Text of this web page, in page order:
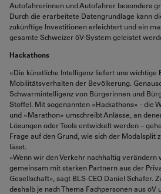
Autofahrerinnen und Autofahrer besonders
Durch die erarbeitete Datengrundlage kann
zukünftige Investitionen erleichtert und ein
gesamte Schweizer öV-System geleistet
Hackathons
«Die künstliche Intelligenz liefert uns wichtige
Mobilitätsverhalten der Bevölkerung.
Schwarmintelligenz von Bürgerinnen und
Stoffel. Mit sogenannten «Hackathons» - die
und «Marathon» umschreibt Anlässe, an
Lösungen oder Tools entwickelt werden –
Frage auf den Grund, wie sich der Modalsplit
lässt.
«Wenn wir den Verkehr nachhaltig verändern
gemeinsam mit starken Partnern aus der
Gesellschaft», sagt BLS-CEO Daniel Schafer.
deshalb je nach Thema Fachpersonen aus öV